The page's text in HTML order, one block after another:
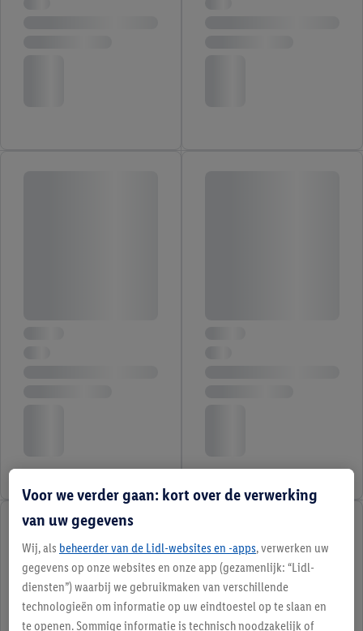
Voor we verder gaan: kort over de verwerking
van uw gegevens
Wij, als beheerder van de Lidl-websites en -apps, verwerken uw
gegevens op onze websites en onze app (gezamenlijk: “Lidl-
diensten”) waarbij we gebruikmaken van verschillende
technologieën om informatie op uw eindtoestel op te slaan en
te openen. Sommige informatie is technisch noodzakelijk of